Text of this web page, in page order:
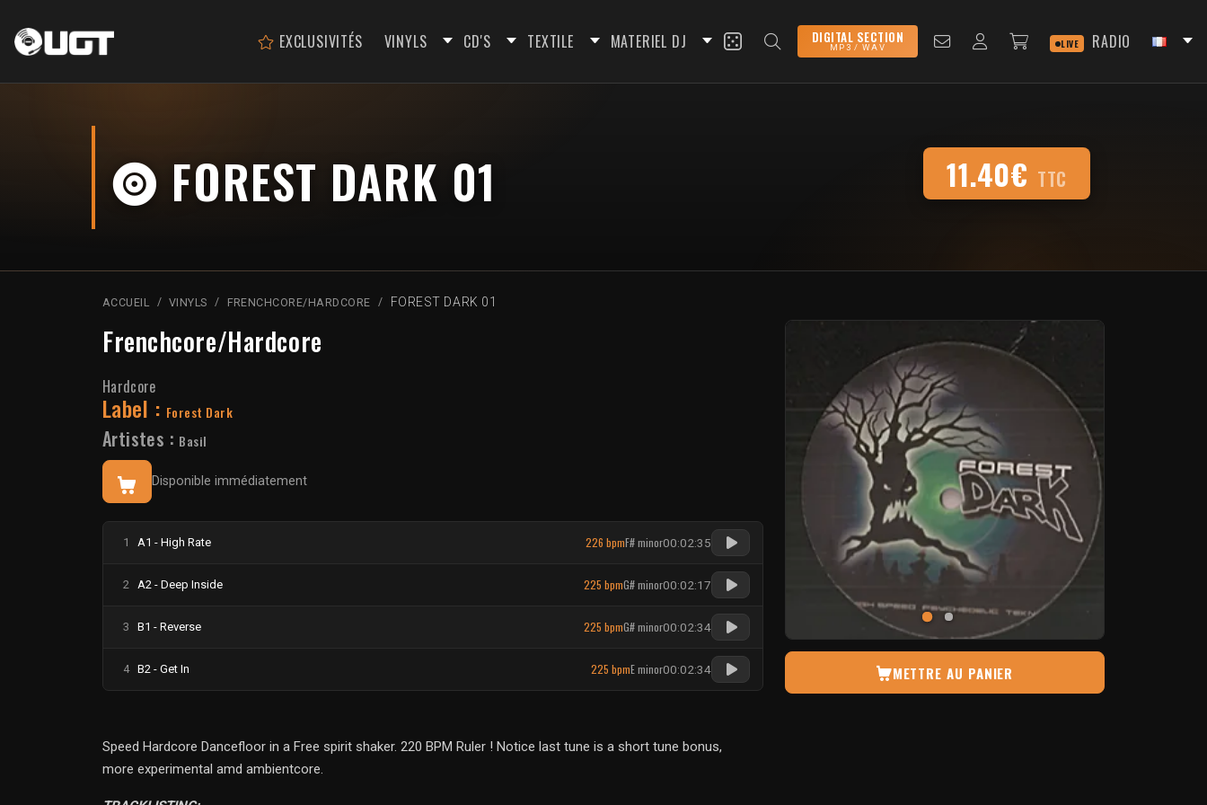
EXCLUSIVITÉS VINYLS CD'S TEXTILE MATERIEL DJ DIGITAL SECTION
MP3 / WAV LIVE RADIO
FOREST DARK 01 11.40€ TTC
ACCUEIL VINYLS FRENCHCORE/HARDCORE FOREST DARK 01
Frenchcore/Hardcore
Hardcore
Label : Forest Dark
Artistes : Basil
Disponible immédiatement
1 A1 - High Rate 226 bpmF# minor00:02:35
2 A2 - Deep Inside 225 bpmG# minor00:02:17
3 B1 - Reverse 225 bpmG# minor00:02:34
4 B2 - Get In 225 bpmE minor00:02:34
Speed Hardcore Dancefloor in a Free spirit shaker. 220 BPM Ruler ! Notice last tune is a short tune bonus,
more experimental amd ambientcore.
METTRE AU PANIER